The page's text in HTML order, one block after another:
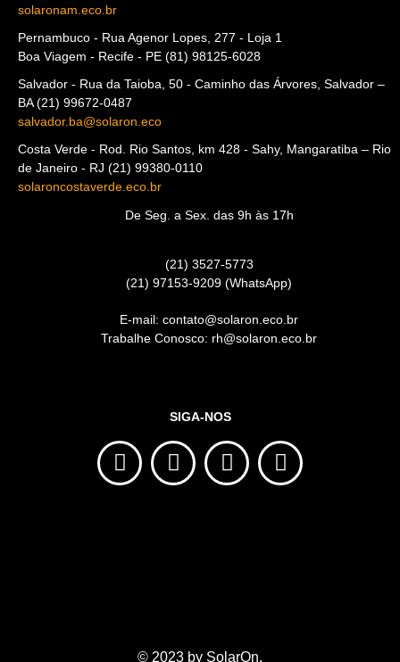
Manaus - Rua Doutor Araújo Moura 01, Santo Agostinho – Manaus
– AM (92) 98184-4040
solaronam.eco.br
Pernambuco - Rua Agenor Lopes, 277 - Loja 1
Boa Viagem - Recife - PE (81) 98125-6028
Salvador - Rua da Taioba, 50 - Caminho das Árvores, Salvador –
BA (21) 99672-0487
salvador.ba@solaron.eco
Costa Verde - Rod. Rio Santos, km 428 - Sahy, Mangaratiba – Rio
de Janeiro - RJ (21) 99380-0110
De Seg. a Sex. das 9h às 17h
(21) 97153-9209 (WhatsApp)
SIGA-NOS